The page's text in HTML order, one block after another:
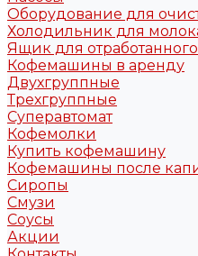
Оборудование для
Холодильник для
Ящик для
Кофемашины в аренду
Двухгруппные
Трехгруппные
Суперавтомат
Кофемолки
Купить кофемашину
Кофемашины после
Сиропы
Смузи
Соусы
Акции